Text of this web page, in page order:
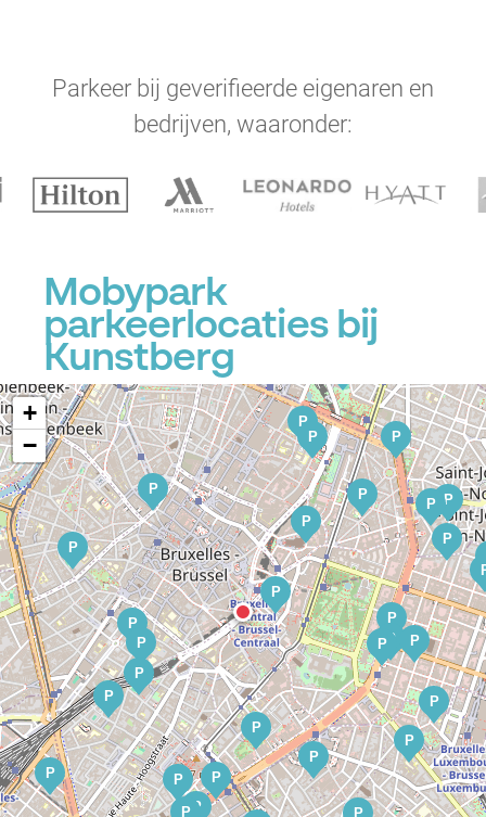
Parkeer bij geverifieerde eigenaren en
bedrijven, waaronder:
Mobypark
parkeerlocaties bij
Kunstberg
P
P
P
P
P
P
P
P
P
P
P
P
P
P
P
P
P
P
P
P
P
P
P
P
P
P
P
P
P
P
P
+
−